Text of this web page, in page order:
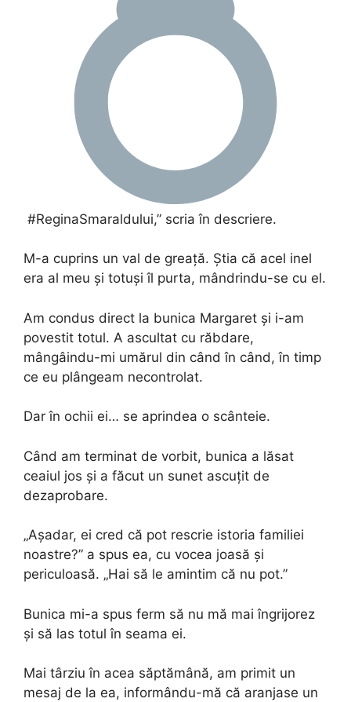
#ReginaSmaraldului,” scria în descriere.
M-a cuprins un val de greață. Știa că acel inel
era al meu și totuși îl purta, mândrindu-se cu el.
Am condus direct la bunica Margaret și i-am
povestit totul. A ascultat cu răbdare,
mângâindu-mi umărul din când în când, în timp
ce eu plângeam necontrolat.
Dar în ochii ei… se aprindea o scânteie.
Când am terminat de vorbit, bunica a lăsat
ceaiul jos și a făcut un sunet ascuțit de
dezaprobare.
„Așadar, ei cred că pot rescrie istoria familiei
noastre?” a spus ea, cu vocea joasă și
periculoasă. „Hai să le amintim că nu pot.”
Bunica mi-a spus ferm să nu mă mai îngrijorez
și să las totul în seama ei.
Mai târziu în acea săptămână, am primit un
mesaj de la ea, informându-mă că aranjase un